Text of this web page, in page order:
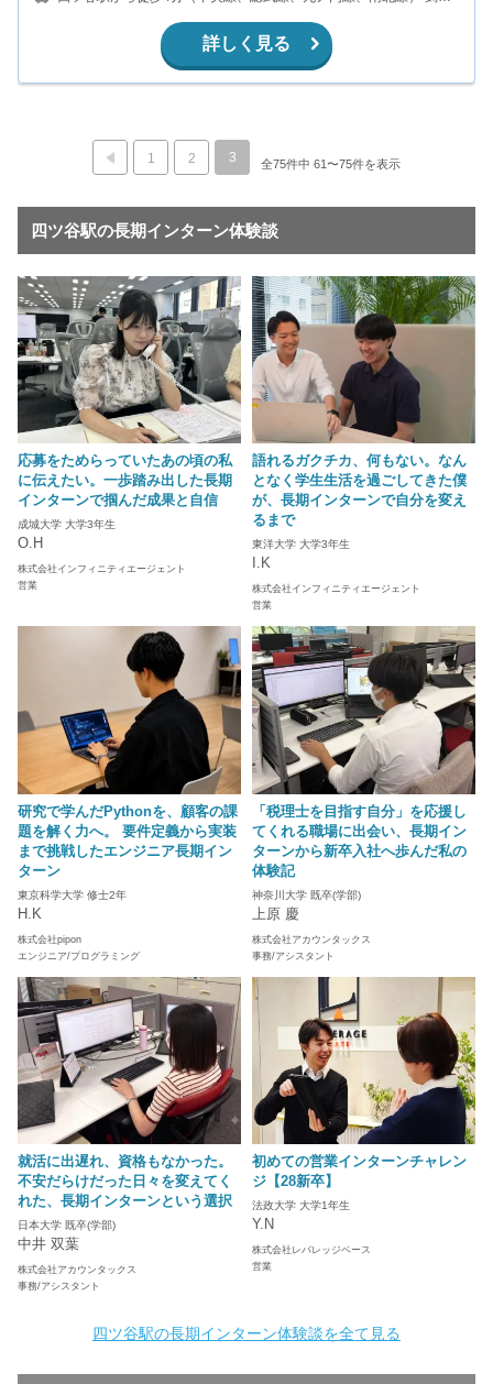
詳しく見る
1 2 3 全75件中 61〜75件を表示
四ツ谷駅の長期インターン体験談
応募をためらっていたあの頃の私
に伝えたい。一歩踏み出した長期
インターンで掴んだ成果と自信
成城大学 大学3年生
O.H
株式会社インフィニティエージェント
営業
語れるガクチカ、何もない。なん
となく学生生活を過ごしてきた僕
が、長期インターンで自分を変え
るまで
東洋大学 大学3年生
I.K
株式会社インフィニティエージェント
営業
研究で学んだPythonを、顧客の課
題を解く力へ。 要件定義から実装
まで挑戦したエンジニア長期イン
ターン
東京科学大学 修士2年
H.K
株式会社pipon
エンジニア/プログラミング
「税理士を目指す自分」を応援し
てくれる職場に出会い、長期イン
ターンから新卒入社へ歩んだ私の
体験記
神奈川大学 既卒(学部)
上原 慶
株式会社アカウンタックス
事務/アシスタント
就活に出遅れ、資格もなかった。
不安だらけだった日々を変えてく
れた、長期インターンという選択
日本大学 既卒(学部)
中井 双葉
株式会社アカウンタックス
事務/アシスタント
初めての営業インターンチャレン
ジ【28新卒】
法政大学 大学1年生
Y.N
株式会社レバレッジベース
営業
四ツ谷駅の長期インターン体験談を全て見る